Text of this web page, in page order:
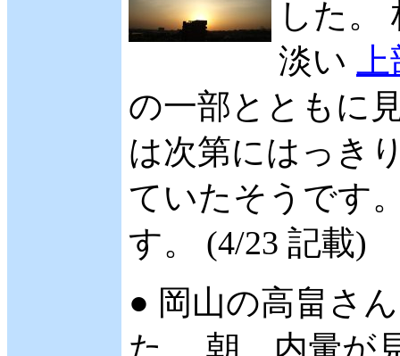
した。
淡い
の一部とともに
は次第にはっき
ていたそうです
す。 (4/23 記載)
● 岡山の高畠さ
た。 朝、内暈が